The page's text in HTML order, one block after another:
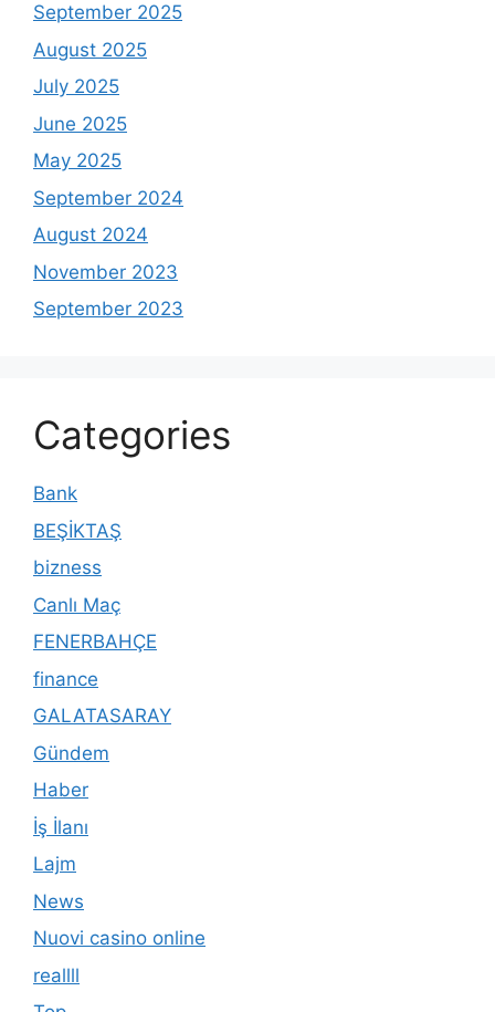
September 2025
August 2025
July 2025
June 2025
May 2025
September 2024
August 2024
November 2023
September 2023
Categories
Bank
BEŞİKTAŞ
bizness
Canlı Maç
FENERBAHÇE
finance
GALATASARAY
Gündem
Haber
İş İlanı
Lajm
News
Nuovi casino online
reallll